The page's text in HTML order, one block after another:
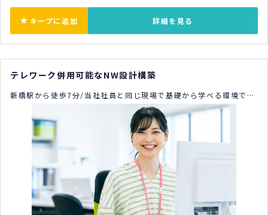
キープに追加 詳細を見る
テレワーク併用可能なNW設計構築
新橋駅から徒歩7分/当社社員と同じ現場で基礎から学べる環境で
す/経験が浅くてもチャレンジ可能/慣れてきたら週2日ほどテレワ